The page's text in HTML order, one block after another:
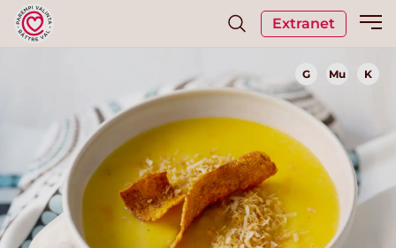
Extranet
G Mu K